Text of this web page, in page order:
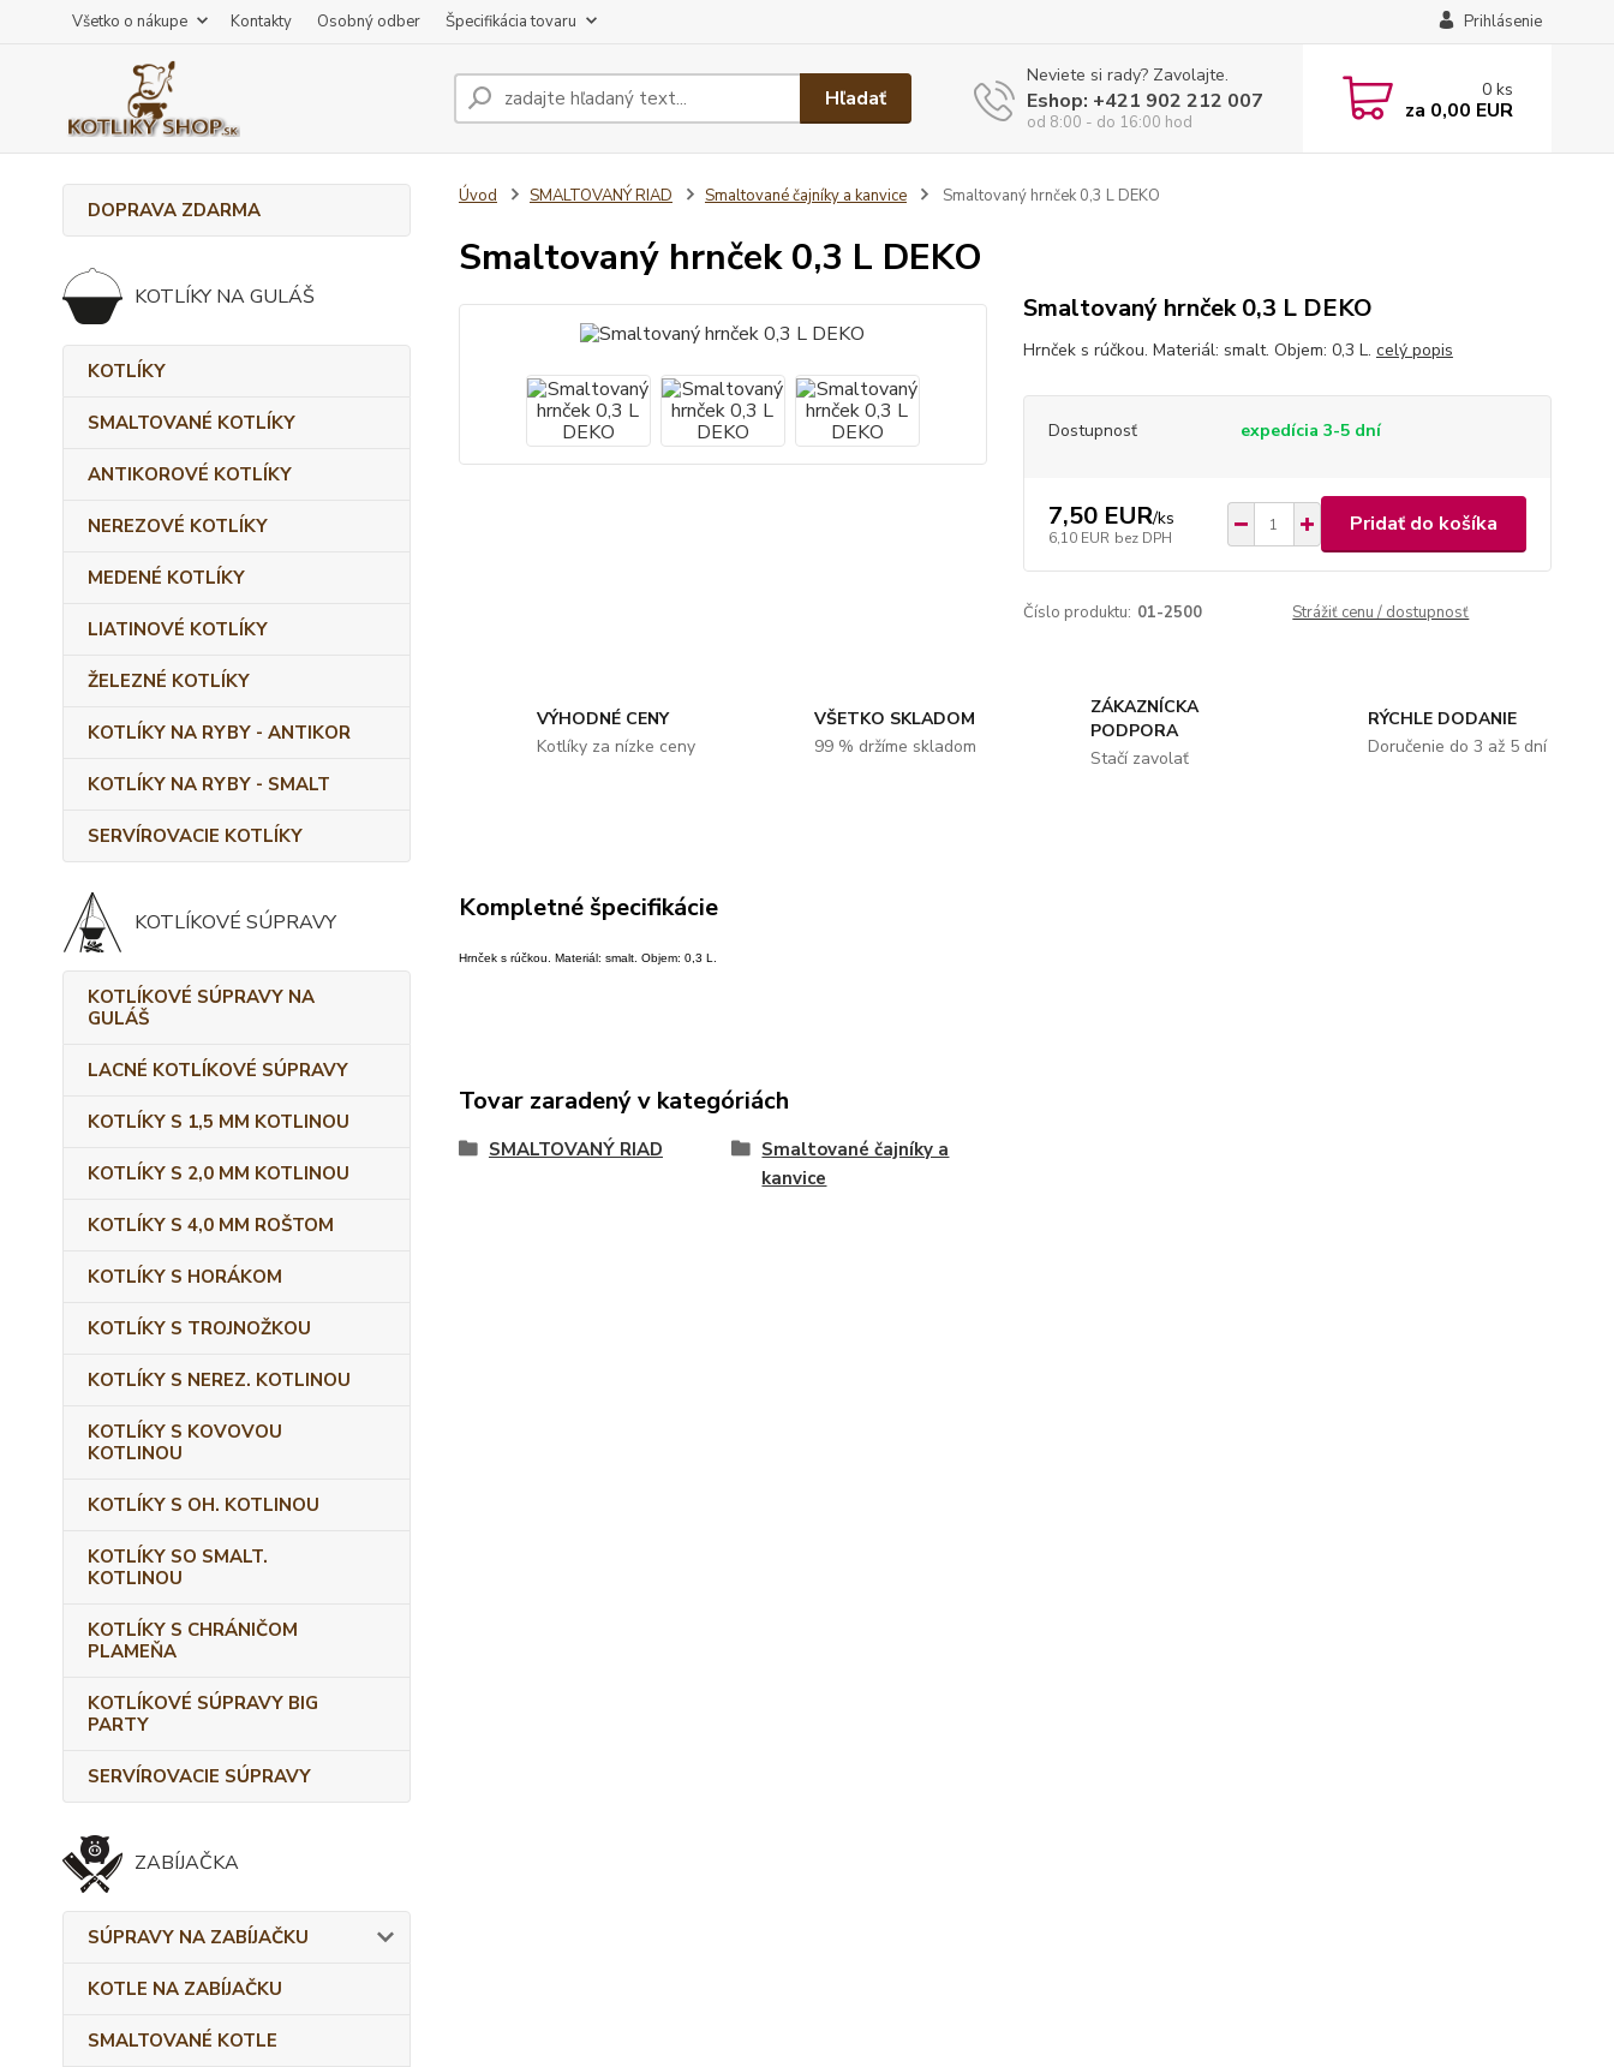
Všetko o nákupe Kontakty Osobný odber Špecifikácia tovaru Prihlásenie
Hľadať
Neviete si rady? Zavolajte.
Eshop: +421 902 212 007
od 8:00 - do 16:00 hod
0 ks
za 0,00 EUR
DOPRAVA ZDARMA
KOTLÍKY NA GULÁŠ
KOTLÍKY
SMALTOVANÉ KOTLÍKY
ANTIKOROVÉ KOTLÍKY
NEREZOVÉ KOTLÍKY
MEDENÉ KOTLÍKY
LIATINOVÉ KOTLÍKY
ŽELEZNÉ KOTLÍKY
KOTLÍKY NA RYBY - ANTIKOR
KOTLÍKY NA RYBY - SMALT
SERVÍROVACIE KOTLÍKY
KOTLÍKOVÉ SÚPRAVY
KOTLÍKOVÉ SÚPRAVY NA
GULÁŠ
LACNÉ KOTLÍKOVÉ SÚPRAVY
KOTLÍKY S 1,5 MM KOTLINOU
KOTLÍKY S 2,0 MM KOTLINOU
KOTLÍKY S 4,0 MM ROŠTOM
KOTLÍKY S HORÁKOM
KOTLÍKY S TROJNOŽKOU
KOTLÍKY S NEREZ. KOTLINOU
KOTLÍKY S KOVOVOU
KOTLINOU
KOTLÍKY S OH. KOTLINOU
KOTLÍKY SO SMALT.
KOTLINOU
KOTLÍKY S CHRÁNIČOM
PLAMEŇA
KOTLÍKOVÉ SÚPRAVY BIG
PARTY
SERVÍROVACIE SÚPRAVY
ZABÍJAČKA
SÚPRAVY NA ZABÍJAČKU
KOTLE NA ZABÍJAČKU
SMALTOVANÉ KOTLE
Úvod SMALTOVANÝ RIAD Smaltované čajníky a kanvice Smaltovaný hrnček 0,3 L DEKO
Smaltovaný hrnček 0,3 L DEKO
Smaltovaný hrnček 0,3 L DEKO
Hrnček s rúčkou. Materiál: smalt. Objem: 0,3 L. celý popis
Dostupnosť expedícia 3-5 dní
7,50 EUR/ks
6,10 EUR bez DPH
Pridať do košíka
Číslo produktu: 01-2500 Strážiť cenu / dostupnosť
VÝHODNÉ CENY
Kotlíky za nízke ceny
VŠETKO SKLADOM
99 % držíme skladom
ZÁKAZNÍCKA
PODPORA
Stačí zavolať
RÝCHLE DODANIE
Doručenie do 3 až 5 dní
Kompletné špecifikácie
Hrnček s rúčkou. Materiál: smalt. Objem: 0,3 L.
Tovar zaradený v kategóriách
SMALTOVANÝ RIAD
Smaltované čajníky a
kanvice